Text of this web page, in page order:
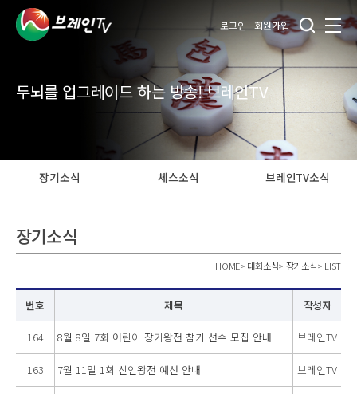
로그인 회원가입
두뇌를 업그레이드 하는 방송! 브레인TV
장기소식 체스소식 브레인TV소식
장기소식
HOME> 대회소식> 장기소식> LIST
번호 제목 작성자
164 8월 8일 7회 어린이 장기왕전 참가 선수 모집 안내 브레인TV
163 7월 11일 1회 신인왕전 예선 안내 브레인TV